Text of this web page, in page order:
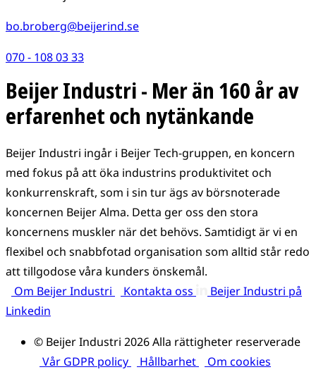
bo.broberg@beijerind.se
070 - 108 03 33
Beijer Industri - Mer än 160 år av
erfarenhet och nytänkande
Beijer Industri ingår i Beijer Tech-gruppen, en koncern
med fokus på att öka industrins produktivitet och
konkurrenskraft, som i sin tur ägs av börsnoterade
koncernen Beijer Alma. Detta ger oss den stora
koncernens muskler när det behövs. Samtidigt är vi en
flexibel och snabbfotad organisation som alltid står redo
att tillgodose våra kunders önskemål.
Om Beijer Industri
Kontakta oss
Beijer Industri på
Linkedin
© Beijer Industri 2026 Alla rättigheter reserverade
Vår GDPR policy
Hållbarhet
Om cookies